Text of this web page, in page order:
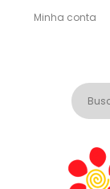
Minha conta